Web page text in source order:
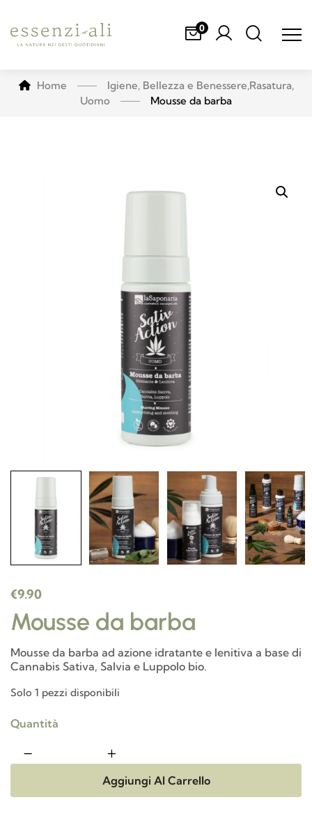
0
Home Igiene, Bellezza e Benessere,Rasatura,
Uomo
Mousse da barba
€9.90
Mousse da barba
Mousse da barba ad azione idratante e lenitiva a base di
Cannabis Sativa, Salvia e Luppolo bio.
Solo 1 pezzi disponibili
Quantità
Aggiungi Al Carrello